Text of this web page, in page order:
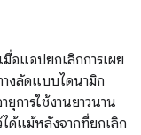
มื่อแอปยกเลิกการเผย
งลัดแบบไดนามิก
การใช้งานยาวนาน
ได้แม้หลังจากที่ยกเลิก